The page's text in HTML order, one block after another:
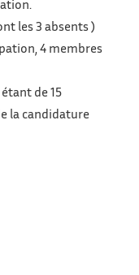
les 3 absents )
4 membres
de 15
la candidature